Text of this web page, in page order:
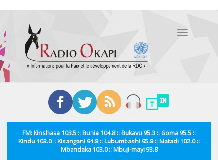
contenu
principal
Toggle
FM: Kinshasa 103.5 :: Bunia 104.8 :: Bukavu 95.3 :: Goma 95.5 ::
Kindu 103.0 :: Kisangani 94.8 :: Lubumbashi 95.8 :: Matadi 102.0 ::
Mbandaka 103.0 :: Mbuji-mayi 93.8